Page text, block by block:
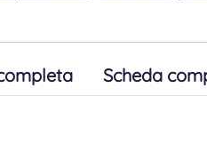
Scheda